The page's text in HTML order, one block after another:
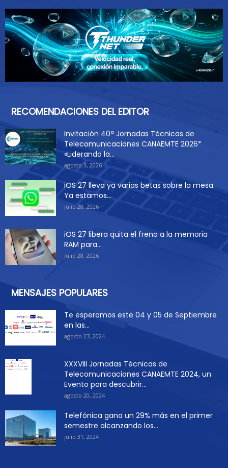
RECOMENDACIONES DEL EDITOR
Invitación 40ª Jornadas Técnicas de
Telecomunicaciones CANAEMTE 2026*
«Liderando la...
agosto 3, 2026
iOS 27 lleva ya varias betas sobre la mesa.
Ya estamos...
julio 28, 2026
iOS 27 libera quita el freno a la memoria
RAM para...
julio 28, 2026
MENSAJES POPULARES
Te esperamos este 04 y 05 de Septiembre
en las...
agosto 27, 2024
XXXVIII Jornadas Técnicas de
Telecomunicaciones CANAEMTE 2024, un
Evento para descubrir...
agosto 20, 2024
Telefónica gana un 29% más en el primer
semestre alcanzando los...
julio 31, 2024